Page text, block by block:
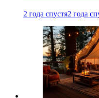
2 года спустя2 года